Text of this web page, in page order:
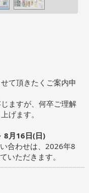
て頂きたくご案内申
ますが、何卒ご理解
げます。
8月16日(日)
合わせは、2026年8
いただきます。